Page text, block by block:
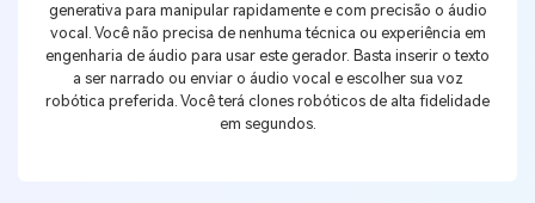
generativa para manipular rapidamente e com precisão o áudio
vocal. Você não precisa de nenhuma técnica ou experiência em
engenharia de áudio para usar este gerador. Basta inserir o texto
a ser narrado ou enviar o áudio vocal e escolher sua voz
robótica preferida. Você terá clones robóticos de alta fidelidade
em segundos.